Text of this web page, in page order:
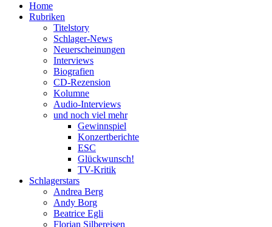
Home
Rubriken
Titelstory
Schlager-News
Neuerscheinungen
Interviews
Biografien
CD-Rezension
Kolumne
Audio-Interviews
und noch viel mehr
Gewinnspiel
Konzertberichte
ESC
Glückwunsch!
TV-Kritik
Schlagerstars
Andrea Berg
Andy Borg
Beatrice Egli
Florian Silbereisen